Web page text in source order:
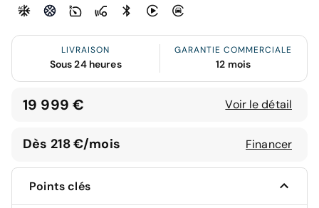
LIVRAISON
Sous 24 heures
GARANTIE COMMERCIALE
12 mois
19 999 € Voir le détail
Dès 218 €/mois Financer
Points clés